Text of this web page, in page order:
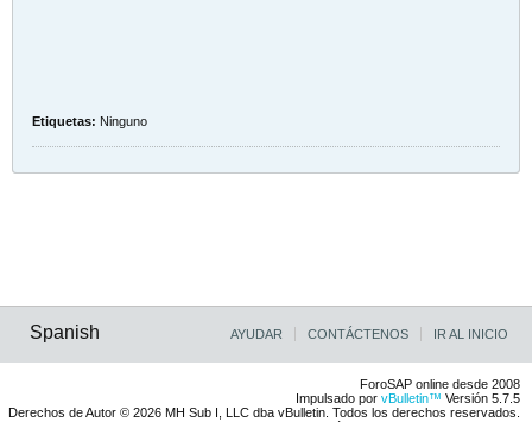
Etiquetas: Ninguno
Spanish AYUDAR CONTÁCTENOS IR AL INICIO
ForoSAP online desde 2008
Impulsado por vBulletin™ Versión 5.7.5
Derechos de Autor © 2026 MH Sub I, LLC dba vBulletin. Todos los derechos reservados.